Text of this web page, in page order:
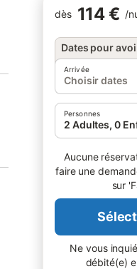
dès 114 € /
Dates pour
Arrivée
Choisir dates
Personnes
2 Adultes, 0
Aucune
faire une
sur
Ne vous
débité(e)